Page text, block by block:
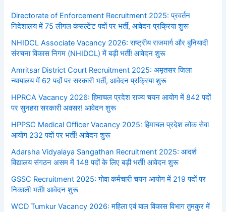
Directorate of Enforcement Recruitment 2025: प्रवर्तन
निदेशालय में 75 लीगल कंसल्टेंट पदों पर भर्ती, आवेदन प्रक्रिया शुरू
NHIDCL Associate Vacancy 2026: राष्ट्रीय राजमार्ग और बुनियादी
संरचना विकास निगम (NHIDCL) में बड़ी भर्ती! आवेदन शुरू
Amritsar District Court Recruitment 2025: अमृतसर जिला
न्यायालय में 62 पदों पर सरकारी भर्ती, आवेदन प्रक्रिया शुरू
HPRCA Vacancy 2026: हिमाचल प्रदेश राज्य चयन आयोग में 842 पदों
पर सुनहरा सरकारी अवसर! आवेदन शुरू
HPPSC Medical Officer Vacancy 2025: हिमाचल प्रदेश लोक सेवा
आयोग 232 पदों पर भर्ती! आवेदन शुरू
Adarsha Vidyalaya Sangathan Recruitment 2025: आदर्श
विद्यालय संगठन असम में 148 पदों के लिए बड़ी भर्ती! आवेदन शुरू
GSSC Recruitment 2025: गोवा कर्मचारी चयन आयोग में 219 पदों पर
निकाली भर्ती! आवेदन शुरू
WCD Tumkur Vacancy 2026: महिला एवं बाल विकास विभाग तुमकुर में